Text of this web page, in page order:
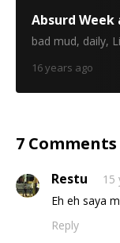
Absurd
bad mud, daily,
16 years ago
7 Comments
Restu
15
Eh eh saya
Reply